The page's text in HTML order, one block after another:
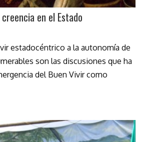
en el Estado
estadocéntrico a la autonomía de
son las discusiones que ha
del Buen Vivir como